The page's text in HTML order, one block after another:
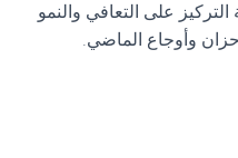
على التعافي والنمو
وأوجاع الماضي.